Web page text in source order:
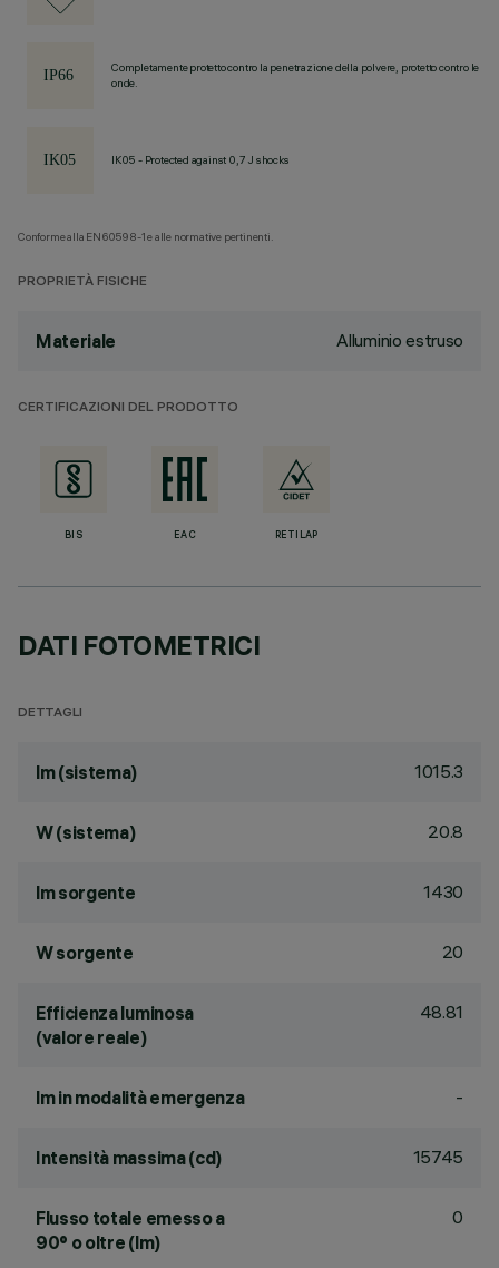
Completamente protetto contro la penetrazione della polvere, protetto contro le
onde.
IK05 - Protected against 0,7 J shocks
Conforme alla EN60598-1 e alle normative pertinenti.
PROPRIETÀ FISICHE
Materiale Alluminio estruso
CERTIFICAZIONI DEL PRODOTTO
BIS EAC RETILAP
DATI FOTOMETRICI
DETTAGLI
lm (sistema) 1015.3
W (sistema) 20.8
lm sorgente 1430
W sorgente 20
Efficienza luminosa
(valore reale)
48.81
lm in modalità emergenza -
Intensità massima (cd) 15745
Flusso totale emesso a
90° o oltre (lm)
0